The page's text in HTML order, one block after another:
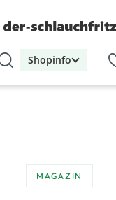
Shopinfo
MAGAZIN